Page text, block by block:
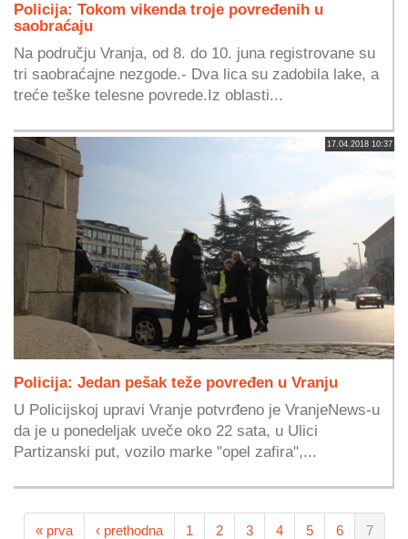
Policija: Tokom vikenda troje povređenih u
saobraćaju
Na području Vranja, od 8. do 10. juna registrovane su
tri saobraćajne nezgode.- Dva lica su zadobila lake, a
treće teške telesne povrede.Iz oblasti...
17.04.2018 10:37
Policija: Jedan pešak teže povređen u Vranju
U Policijskoj upravi Vranje potvrđeno je VranjeNews-u
da je u ponedeljak uveče oko 22 sata, u Ulici
Partizanski put, vozilo marke "opel zafira",...
« prva ‹ prethodna 1 2 3 4 5 6 7